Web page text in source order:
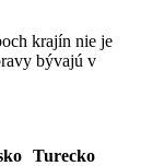
krajín nie je
bývajú v
Turecko